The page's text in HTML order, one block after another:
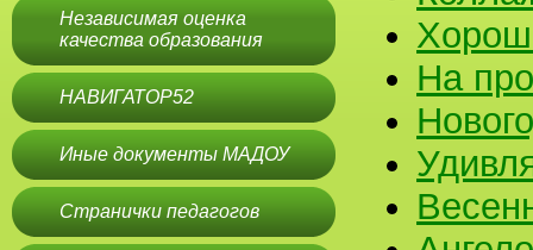
Независимая оценка
качества образования
НАВИГАТОР52
Иные документы МАДОУ
Странички педагогов
На